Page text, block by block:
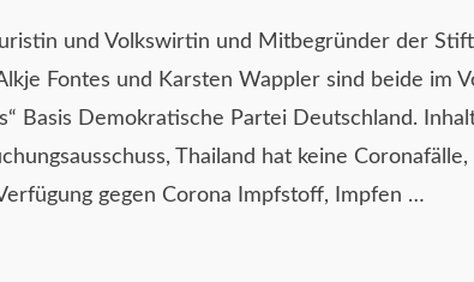
und Volkswirtin und Mitbegründer der
Fontes und Karsten Wappler sind beide im
Basis Demokratische Partei Deutschland.
Thailand hat keine Coronafälle,
gegen Corona Impfstoff, Impfen …